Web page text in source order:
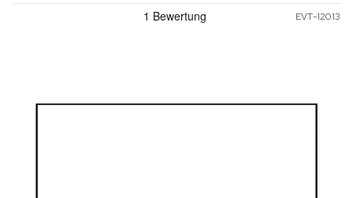
EVT-12013